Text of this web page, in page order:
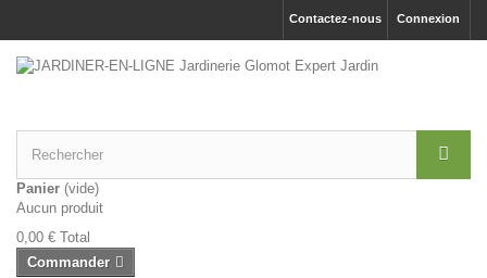
Connexion
Contactez-nous
Panier (vide)
Aucun produit
0,00 € Total
Commander